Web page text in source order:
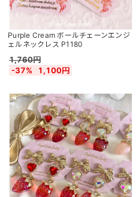
Purple Cream ボールチェーンエンジ
ェルネックレス P1180
1,760円
-37%
1,100円